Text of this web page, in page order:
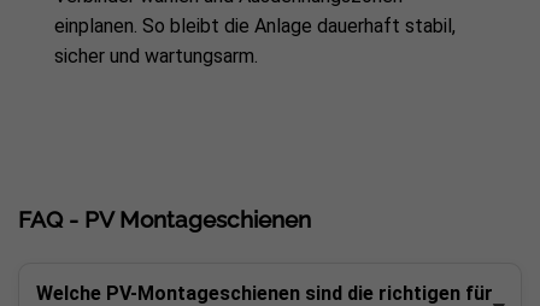
einplanen. So bleibt die Anlage dauerhaft stabil,
sicher und wartungsarm.
FAQ - PV Montageschienen
Welche PV-Montageschienen sind die richtigen für